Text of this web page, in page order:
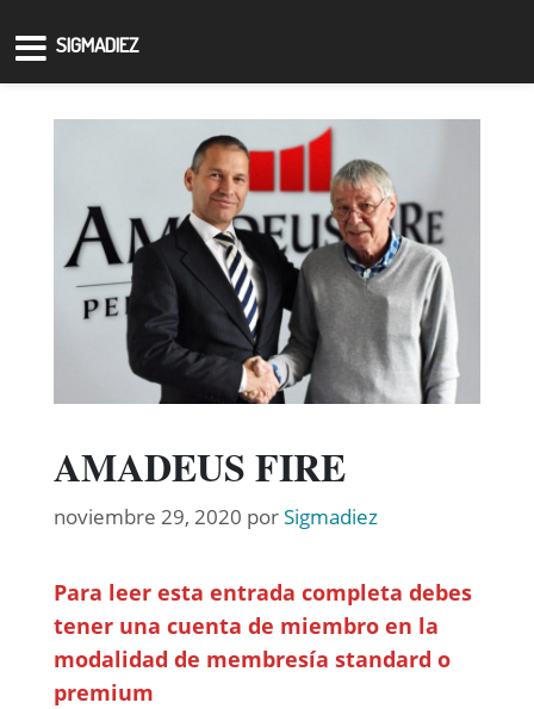
AMADEUS FIRE
noviembre 29, 2020 porSigmadiez
Para leer esta entrada completa debes
tener una cuenta de miembro en la
modalidad de membresía standard o
premium
SIGMADIEZ